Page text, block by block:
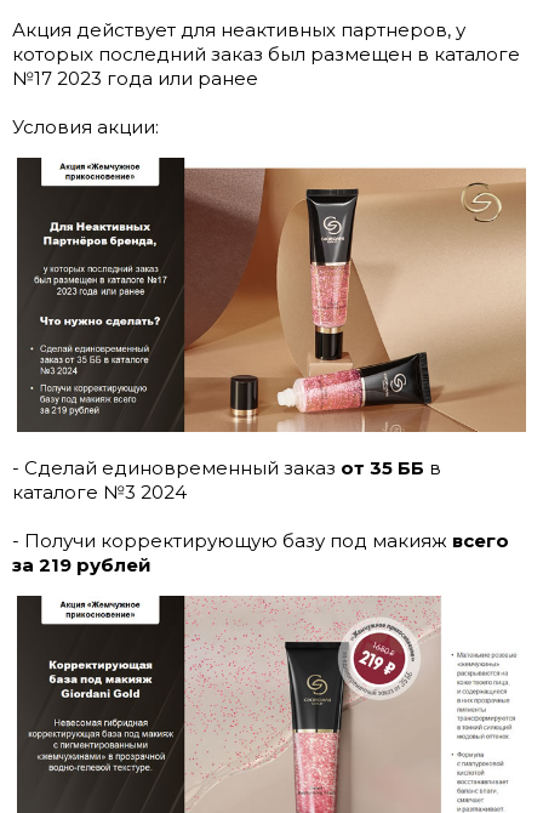
Акция действует для неактивных партнеров, у
которых последний заказ был размещен в каталоге
№17 2023 года или ранее
Условия акции:
- Сделай единовременный заказ от 35 ББ в
каталоге №3 2024
- Получи корректирующую базу под макияж всего
за 219 рублей